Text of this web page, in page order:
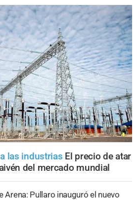
las industrias El precio de atar
del mercado mundial
Arena: Pullaro inauguró el nuevo